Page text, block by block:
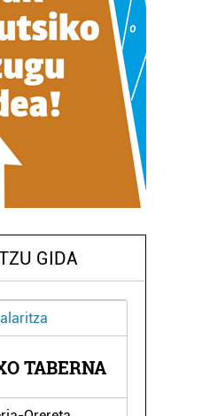
GIDA
PANPOX